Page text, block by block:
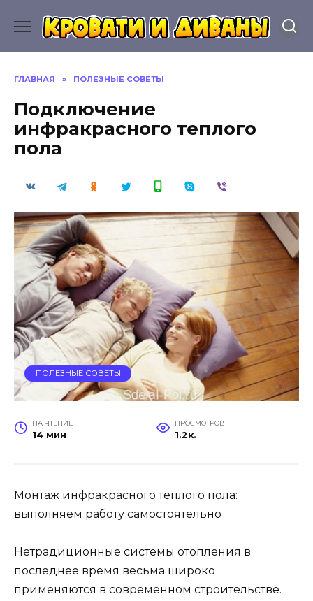
содержанию
ГЛАВНАЯ » ПОЛЕЗНЫЕ СОВЕТЫ
Подключение
инфракрасного теплого
пола
ПОЛЕЗНЫЕ СОВЕТЫ
НА ЧТЕНИЕ
14 мин
ПРОСМОТРОВ
1.2к.
Монтаж инфракрасного теплого пола:
выполняем работу самостоятельно
Нетрадиционные системы отопления в
последнее время весьма широко
применяются в современном строительстве.